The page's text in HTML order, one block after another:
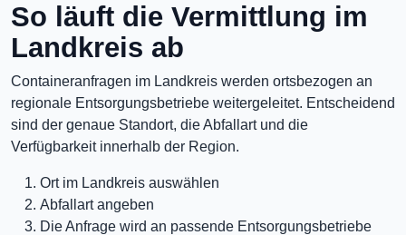
So läuft die Vermittlung im
Landkreis ab
Containeranfragen im Landkreis werden ortsbezogen an
regionale Entsorgungsbetriebe weitergeleitet. Entscheidend
sind der genaue Standort, die Abfallart und die
Verfügbarkeit innerhalb der Region.
Ort im Landkreis auswählen
Abfallart angeben
Die Anfrage wird an passende Entsorgungsbetriebe